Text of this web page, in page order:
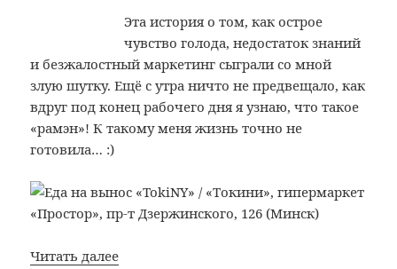
Эта история о том, как острое
чувство голода, недостаток знаний
и безжалостный маркетинг сыграли со мной
злую шутку. Ещё с утра ничто не предвещало, как
вдруг под конец рабочего дня я узнаю, что такое
«рамэн»! К такому меня жизнь точно не
готовила… :)
Читать далееBon